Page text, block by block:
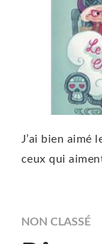
J’ai bien aimé
ceux qui
NON CLASSÉ